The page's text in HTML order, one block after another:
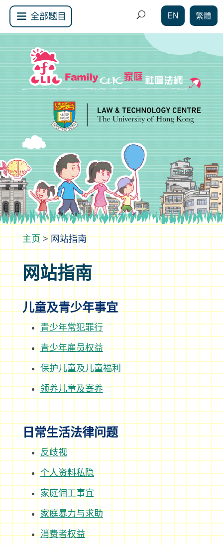
全部题目 EN 繁體
>网站指南
网站指南
儿童及青少年事宜
青少年常犯罪行
青少年雇员权益
保护儿童及儿童福利
领养儿童及寄养
日常生活法律问题
反歧视
个人资料私隐
家庭佣工事宜
家庭暴力与求助
消费者权益